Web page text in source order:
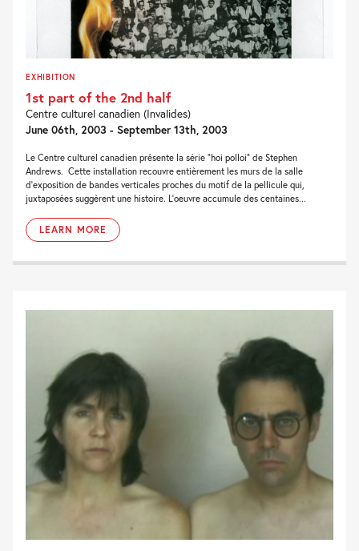
EXHIBITION
1st part of the 2nd half
Centre culturel canadien (Invalides)
June 06th, 2003 - September 13th, 2003
Le Centre culturel canadien présente la série “hoi polloi” de Stephen
Andrews. Cette installation recouvre entièrement les murs de la salle
d’exposition de bandes verticales proches du motif de la pellicule qui,
juxtaposées suggèrent une histoire. L’oeuvre accumule des centaines...
LEARN MORE